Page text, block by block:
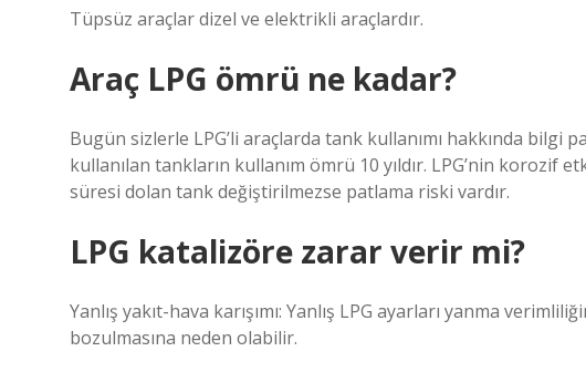
Tüpsüz araçlar dizel ve elektrikli araçlardır.
Araç LPG ömrü ne kadar?
Bugün sizlerle LPG’li araçlarda tank kullanımı hakkında bilgi
kullanılan tankların kullanım ömrü 10 yıldır. LPG’nin korozif
süresi dolan tank değiştirilmezse patlama riski vardır.
LPG katalizöre zarar verir mi?
Yanlış yakıt-hava karışımı: Yanlış LPG ayarları yanma
bozulmasına neden olabilir.